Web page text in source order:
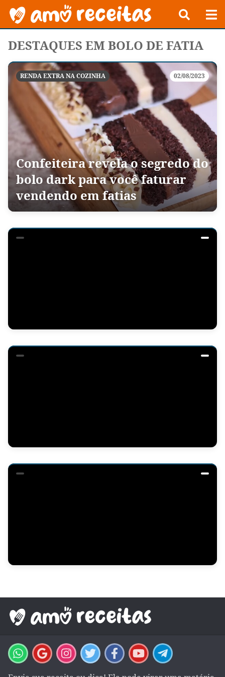
DESTAQUES EM BOLO DE FATIA
RENDA EXTRA NA COZINHA 02/08/2023
Confeiteira revela o segredo do
bolo dark para você faturar
vendendo em fatias